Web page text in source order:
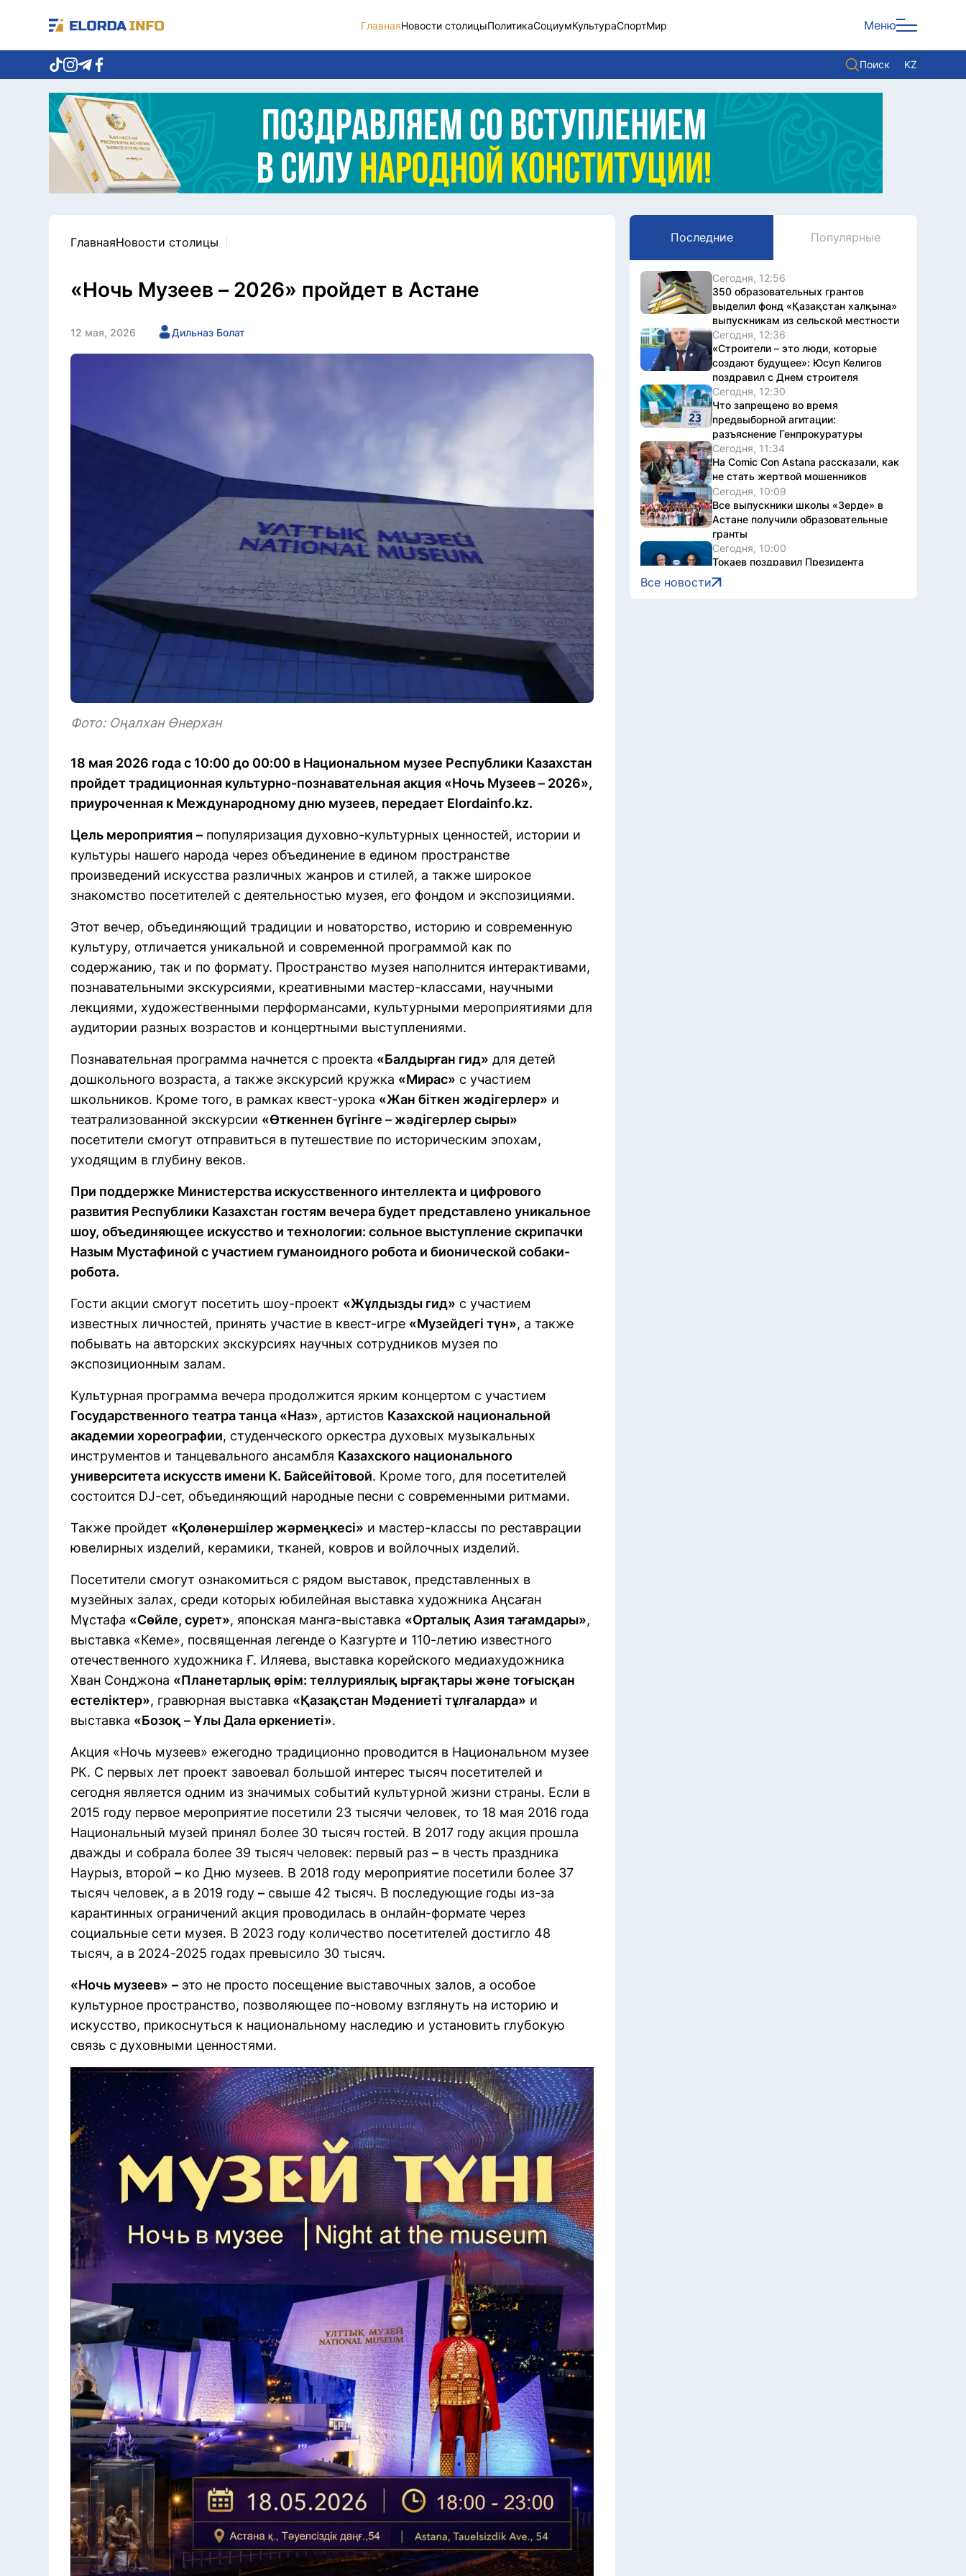
ГлавнаяНовости столицыПолитикаСоциумКультураСпортМир Меню
Поиск KZ
Новости столицы
Политика
Социум
Экономика
Спорт
Культура
Служба Комплаенс
Этический кодекс
Служу стране
ГлавнаяНовости столицы
«Ночь Музеев – 2026» пройдет в Астане
12 мая, 2026 Дильназ Болат
Фото: Оңалхан Өнерхан
18 мая 2026 года с 10:00 до 00:00 в Национальном музее Республики Казахстан
пройдет традиционная культурно-познавательная акция «Ночь Музеев – 2026»,
приуроченная к Международному дню музеев, передает Elordainfo.kz.
Цель мероприятия – популяризация духовно-культурных ценностей, истории и
культуры нашего народа через объединение в едином пространстве
произведений искусства различных жанров и стилей, а также широкое
знакомство посетителей с деятельностью музея, его фондом и экспозициями.
Этот вечер, объединяющий традиции и новаторство, историю и современную
культуру, отличается уникальной и современной программой как по
содержанию, так и по формату. Пространство музея наполнится интерактивами,
познавательными экскурсиями, креативными мастер-классами, научными
лекциями, художественными перформансами, культурными мероприятиями для
аудитории разных возрастов и концертными выступлениями.
Познавательная программа начнется с проекта «Балдырған гид» для детей
дошкольного возраста, а также экскурсий кружка «Мирас» с участием
школьников. Кроме того, в рамках квест-урока «Жан біткен жәдігерлер» и
театрализованной экскурсии «Өткеннен бүгінге – жәдігерлер сыры»
посетители смогут отправиться в путешествие по историческим эпохам,
уходящим в глубину веков.
При поддержке Министерства искусственного интеллекта и цифрового
развития Республики Казахстан гостям вечера будет представлено уникальное
шоу, объединяющее искусство и технологии: сольное выступление скрипачки
Назым Мустафиной с участием гуманоидного робота и бионической собаки-
робота.
Гости акции смогут посетить шоу-проект «Жұлдызды гид» с участием
известных личностей, принять участие в квест-игре «Музейдегі түн», а также
побывать на авторских экскурсиях научных сотрудников музея по
экспозиционным залам.
Культурная программа вечера продолжится ярким концертом с участием
Государственного театра танца «Наз», артистов Казахской национальной
академии хореографии, студенческого оркестра духовых музыкальных
инструментов и танцевального ансамбля Казахского национального
университета искусств имени К. Байсейітовой. Кроме того, для посетителей
состоится DJ-сет, объединяющий народные песни с современными ритмами.
Также пройдет «Қолөнершілер жәрмеңкесі» и мастер-классы по реставрации
ювелирных изделий, керамики, тканей, ковров и войлочных изделий.
Посетители смогут ознакомиться с рядом выставок, представленных в
музейных залах, среди которых юбилейная выставка художника Аңсаған
Мұстафа «Сөйле, сурет», японская манга-выставка «Орталық Азия тағамдары»,
выставка «Кеме», посвященная легенде о Казгурте и 110-летию известного
отечественного художника Ғ. Иляева, выставка корейского медиахудожника
Хван Сонджона «Планетарлық өрім: теллуриялық ырғақтары және тоғысқан
естеліктер», гравюрная выставка «Қазақстан Мәдениеті тұлғаларда» и
выставка «Бозоқ – Ұлы Дала өркениеті».
Акция «Ночь музеев» ежегодно традиционно проводится в Национальном музее
РК. С первых лет проект завоевал большой интерес тысяч посетителей и
сегодня является одним из значимых событий культурной жизни страны. Если в
2015 году первое мероприятие посетили 23 тысячи человек, то 18 мая 2016 года
Национальный музей принял более 30 тысяч гостей. В 2017 году акция прошла
дважды и собрала более 39 тысяч человек: первый раз – в честь праздника
Наурыз, второй – ко Дню музеев. В 2018 году мероприятие посетили более 37
тысяч человек, а в 2019 году – свыше 42 тысяч. В последующие годы из-за
карантинных ограничений акция проводилась в онлайн-формате через
социальные сети музея. В 2023 году количество посетителей достигло 48
тысяч, а в 2024-2025 годах превысило 30 тысяч.
«Ночь музеев» – это не просто посещение выставочных залов, а особое
культурное пространство, позволяющее по-новому взглянуть на историю и
искусство, прикоснуться к национальному наследию и установить глубокую
связь с духовными ценностями.
Последние Популярные
Сегодня, 12:56
350 образовательных грантов
выделил фонд «Қазақстан халқына»
выпускникам из сельской местности
Сегодня, 12:36
«Строители – это люди, которые
создают будущее»: Юсуп Келигов
поздравил с Днем строителя
Сегодня, 12:30
Что запрещено во время
предвыборной агитации:
разъяснение Генпрокуратуры
Сегодня, 11:34
На Comic Con Astana рассказали, как
не стать жертвой мошенников
Сегодня, 10:09
Все выпускники школы «Зерде» в
Астане получили образовательные
гранты
Сегодня, 10:00
Токаев поздравил Президента
Сингапура с Днем независимости
Сегодня, 09:30
Все новости